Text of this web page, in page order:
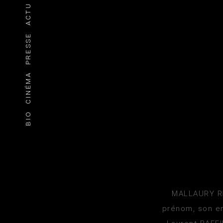
BIO
CINÉMA
PRESSE
ACTU
MALLAURY
prénom, son